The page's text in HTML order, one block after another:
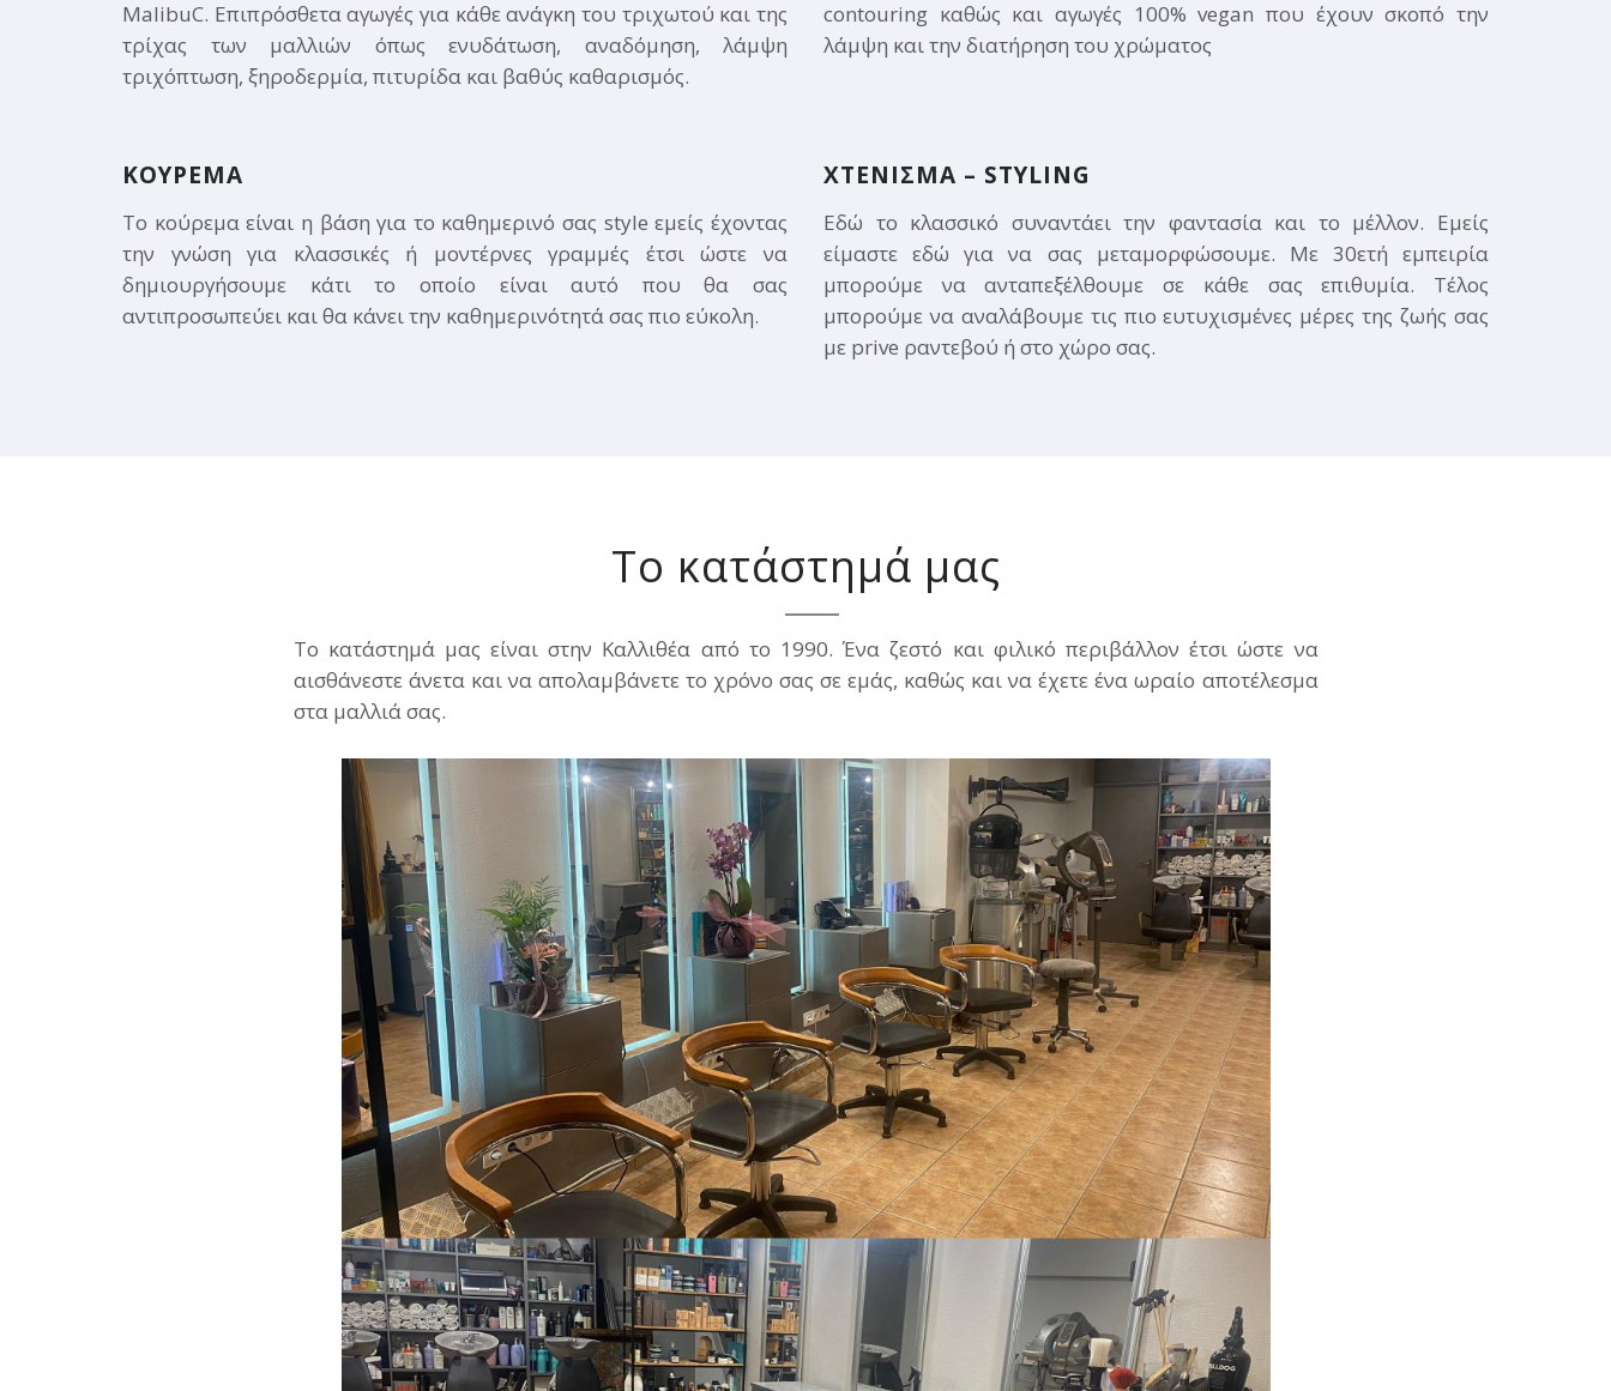
MalibuC. Επιπρόσθετα αγωγές για κάθε ανάγκη του τριχωτού και της
τρίχας των μαλλιών όπως ενυδάτωση, αναδόμηση, λάμψη
τριχόπτωση, ξηροδερμία, πιτυρίδα και βαθύς καθαρισμός.
contouring καθώς και αγωγές 100% vegan που έχουν σκοπό την
λάμψη και την διατήρηση του χρώματος
ΚΟΥΡΕΜΑ
Το κούρεμα είναι η βάση για το καθημερινό σας style εμείς έχοντας
την γνώση για κλασσικές ή μοντέρνες γραμμές έτσι ώστε να
δημιουργήσουμε κάτι το οποίο είναι αυτό που θα σας
αντιπροσωπεύει και θα κάνει την καθημερινότητά σας πιο εύκολη.
ΧΤΕΝΙΣΜΑ – STYLING​
Εδώ το κλασσικό συναντάει την φαντασία και το μέλλον. Εμείς
είμαστε εδώ για να σας μεταμορφώσουμε. Με 30ετή εμπειρία
μπορούμε να ανταπεξέλθουμε σε κάθε σας επιθυμία. Τέλος
μπορούμε να αναλάβουμε τις πιο ευτυχισμένες μέρες της ζωής σας
με prive ραντεβού ή στο χώρο σας.
Το κατάστημά μας
Το κατάστημά μας είναι στην Καλλιθέα από το 1990. Ένα ζεστό και φιλικό περιβάλλον έτσι ώστε να
αισθάνεστε άνετα και να απολαμβάνετε το χρόνο σας σε εμάς, καθώς και να έχετε ένα ωραίο αποτέλεσμα
στα μαλλιά σας.